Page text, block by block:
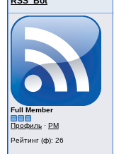
Full Member
Профиль · PM
Рейтинг (ф): 26